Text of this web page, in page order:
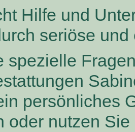
Hilfe und
seriöse
spezielle
persönliches
oder nutzen